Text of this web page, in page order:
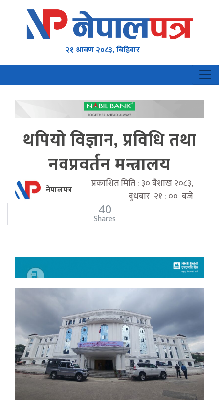
२१ श्रावण २०८३, बिहिबार
थपियो विज्ञान, प्रविधि तथा
नवप्रवर्तन मन्त्रालय
नेपालपत्र
प्रकाशित मिति : ३० बैशाख २०८३,
बुधबार २१ : ०० बजे
40
Shares